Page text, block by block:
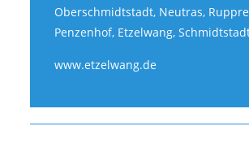
Oberschmidtstadt, Neutras,
Penzenhof, Etzelwang,
www.etzelwang.de